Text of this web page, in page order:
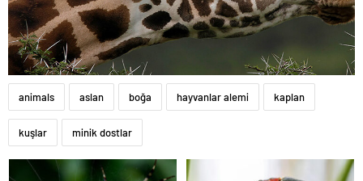
animals aslan boğa hayvanlar alemi kaplan
kuşlar minik dostlar